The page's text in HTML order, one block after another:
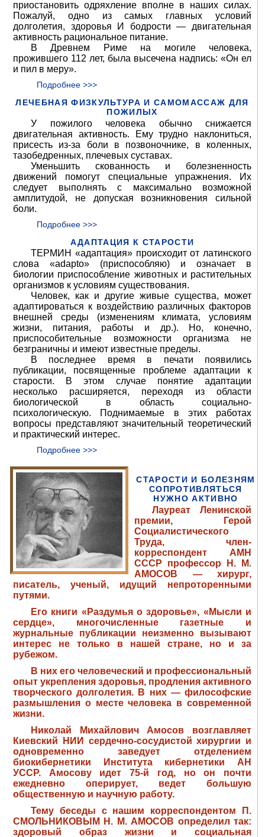
приостановить одряхление вполне в наших силах.
Пожалуй, одно из самых главных условий
долголетия, здоровья И бодрости — двигательная
активность рациональное питание.
В Древнем Риме на могиле человека,
прожившего 112 лет, была высечена надпись: «Он ел
и пил в меру».
Подробнее >>>
ЛЕЧЕБНАЯ ФИЗКУЛЬТУРА И САМОМАССАЖ ДЛЯ
ПОЖИЛЫХ
У пожилого человека обычно снижается
двигательная активность. Ему трудно наклониться,
присесть из-за боли в позвоночнике, в коленных,
тазобедренных, плечевых суставах.
Уменьшить скованность и болезненность
движений помогут специальные упражнения. Их
следует выполнять с максимально возможной
амплитудой, не допуская возникновения сильной
боли.
Подробнее >>>
АДАПТАЦИЯ К СТАРОСТИ
ТЕРМИН «адаптация» происходит от латинского
слова «adapto» (приспособляю) и означает в
биологии приспособление животных и растительных
организмов к условиям существования.
Человек, как и другие живые существа, может
адаптироваться к воздействию различных факторов
внешней среды (изменениям климата, условиям
жизни, питания, работы и др.). Но, конечно,
приспособительные возможности организма не
безграничны и имеют известные пределы.
В последнее время в печати появились
публикации, посвященные проблеме адаптации к
старости. В этом случае понятие адаптации
несколько расширяется, переходя из области
биологической в область социально-
психологическую. Поднимаемые в этих работах
вопросы представляют значительный теоретический
и практический интерес.
Подробнее >>>
СТАРОСТИ И БОЛЕЗНЯМ
СОПРОТИВЛЯТЬСЯ
НУЖНО АКТИВНО
Лауреат Ленинской
премии, Герой
Социалистического
Труда, член-
корреспондент АМН
СССР профессор Н. М.
АМОСОВ — хирург,
писатель, ученый, идущий непроторенными
путями.
Его книги «Раздумья о здоровье», «Мысли и
сердце», многочисленные газетные и
журнальные публикации неизменно вызывают
интерес не только в нашей стране, но и за
рубежом.
В них его человеческий и профессиональный
опыт укрепления здоровья, продления активного
творческого долголетия. В них — философские
размышления о месте человека в современной
жизни.
Николай Михайлович Амосов возглавляет
Киевский НИИ сердечно-сосудистой хирургии и
одновременно заведует отделением
биокибернетики Института кибернетики АН
УССР. Амосову идет 75-й год, но он почти
ежедневно оперирует, ведет большую
общественную и научную работу.
Тему беседы с нашим корреспондентом П.
СМОЛЬНИКОВЫМ Н. М. АМОСОВ определил так:
здоровый образ жизни и социальная